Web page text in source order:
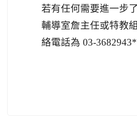
若有任何需要進一步
輔導室詹主任或特教
絡電話為 03-